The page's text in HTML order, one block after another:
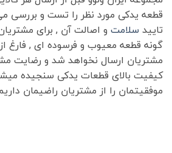
قطعه یدکی مورد نظر را تست و بررسی
تایید سلامت و اصالت آن , برای
گونه قطعه معیوب و فرسوده ای , فارغ
مشتریان ارسال نخواهد شد و رضایت
کیفیت بالای قطعات یدکی سنجیده
موفقیتمان را از مشتریان راضیمان